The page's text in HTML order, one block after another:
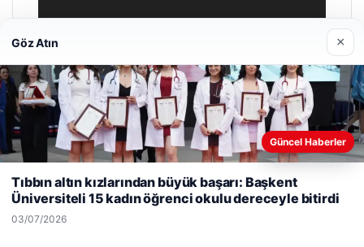
Enes Kaplan Avukatlık Bürosu
28/04/2026
Web sitemizi nasıl kullandığınızı daha iyi anlayabilmek,
kullanıyoruz.Çerez Politikamız
Göz Atın ×
Güncel Haberler
Tıbbın altın kızlarından büyük başarı: Başkent
Üniversiteli 15 kadın öğrenci okulu dereceyle bitirdi
03/07/2026